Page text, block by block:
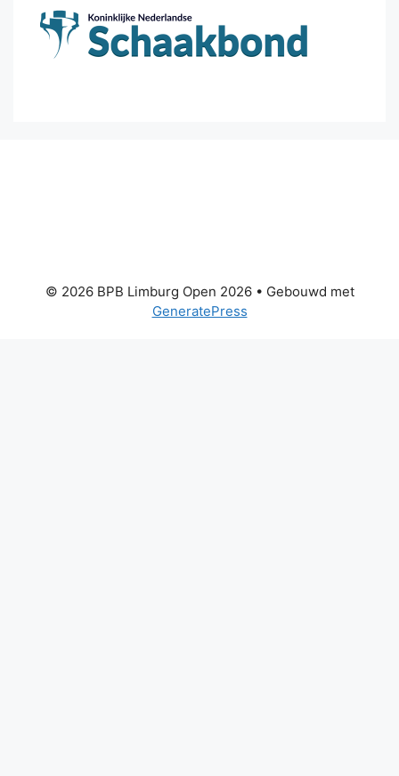
© 2026 BPB Limburg Open 2026• Gebouwd met
GeneratePress